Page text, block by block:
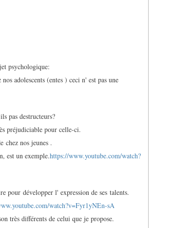
psychologique:
adolescents (entes ) ceci n' est pas une
pas destructeurs?
préjudiciable pour celle-ci.
chez nos jeunes .
est un exemple.https://www.youtube.com/watch?
pour développer l' expression de ses talents.
watch?v=Fyr1yNEn-sA
très différents de celui que je propose.